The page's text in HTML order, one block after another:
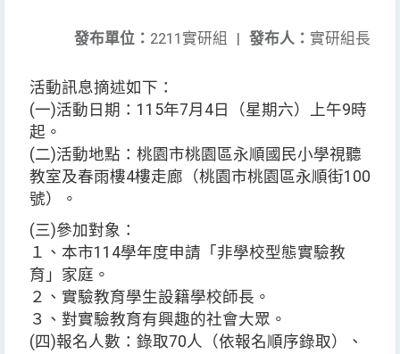
發布人： 實研組長
發布單位： 2211實研組 |
活動訊息摘述如下：
(一)活動日期：115年7月4日（星期六）上午9時
起。
(二)活動地點：桃園市桃園區永順國民小學視聽
教室及春雨樓4樓走廊（桃園市桃園區永順街100
號）。
(三)參加對象：
１、本市114學年度申請「非學校型態實驗教
育」家庭。
２、實驗教育學生設籍學校師長。
３、對實驗教育有興趣的社會大眾。
(四)報名人數：錄取70人（依報名順序錄取）、